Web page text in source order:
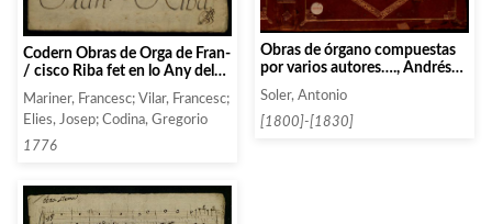
Codern Obras de Orga de Fran-
/ cisco Riba fet en lo Any del
Sr. / 1776
Mariner, Francesc; Vilar, Francesc;
Elies, Josep; Codina, Gregorio
1776
Obras de órgano compuestas
por varios autores…., Andrés
de Lombida, Francisco
Rodríguez
Soler, Antonio
[1800]-[1830]